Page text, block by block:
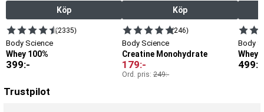
Köp
(2335)
Body Science
Whey 100%
399:-
Köp
(246)
Body Science
Creatine Monohydrate
179:-
Ord. pris:249:-
Body
Whey
499:-
Trustpilot